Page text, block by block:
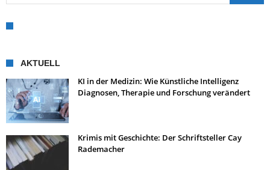
AKTUELL
KI in der Medizin: Wie Künstliche Intelligenz
Diagnosen, Therapie und Forschung verändert
Krimis mit Geschichte: Der Schriftsteller Cay
Rademacher